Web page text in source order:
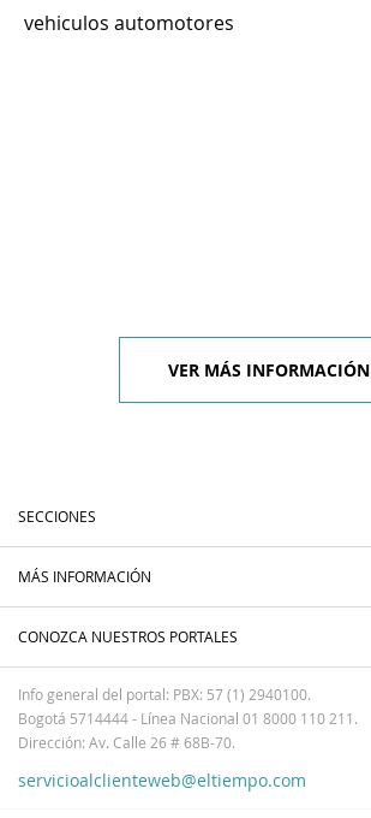
vehiculos automotores
VER MÁS INFORMACIÓN
SECCIONES
MÁS INFORMACIÓN
CONOZCA NUESTROS PORTALES
Info general del portal: PBX: 57 (1) 2940100.
Bogotá 5714444 - Línea Nacional 01 8000 110 211.
Dirección: Av. Calle 26 # 68B-70.
servicioalclienteweb@eltiempo.com